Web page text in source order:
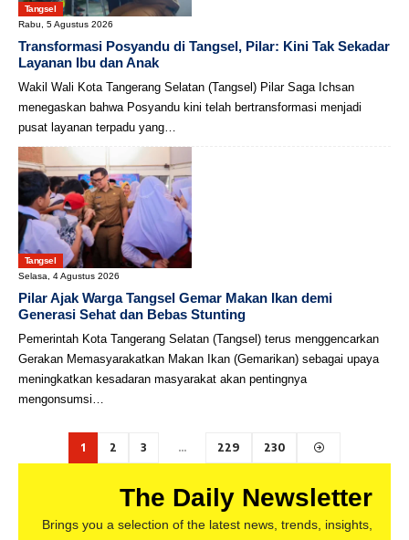
Tangsel
Rabu, 5 Agustus 2026
Transformasi Posyandu di Tangsel, Pilar: Kini Tak Sekadar
Layanan Ibu dan Anak
Wakil Wali Kota Tangerang Selatan (Tangsel) Pilar Saga Ichsan
menegaskan bahwa Posyandu kini telah bertransformasi menjadi
pusat layanan terpadu yang…
Tangsel
Selasa, 4 Agustus 2026
Pilar Ajak Warga Tangsel Gemar Makan Ikan demi
Generasi Sehat dan Bebas Stunting
Pemerintah Kota Tangerang Selatan (Tangsel) terus menggencarkan
Gerakan Memasyarakatkan Makan Ikan (Gemarikan) sebagai upaya
meningkatkan kesadaran masyarakat akan pentingnya
mengonsumsi…
1 2 3 … 229 230
The Daily Newsletter
Brings you a selection of the latest news, trends, insights,